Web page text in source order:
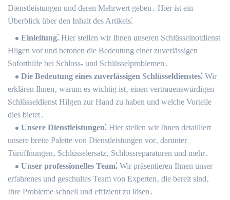
Dienstleistungen und deren Mehrwert geben․ Hier ist ein
Überblick über den Inhalt des Artikels⁚
Einleitung⁚ Hier stellen wir Ihnen unseren Schlüsselnotdienst
Hilgen vor und betonen die Bedeutung einer zuverlässigen
Soforthilfe bei Schloss- und Schlüsselproblemen․
Die Bedeutung eines zuverlässigen Schlüsseldienstes⁚ Wir
erklären Ihnen‚ warum es wichtig ist‚ einen vertrauenswürdigen
Schlüsseldienst Hilgen zur Hand zu haben und welche Vorteile
dies bietet․
Unsere Dienstleistungen⁚ Hier stellen wir Ihnen detailliert
unsere breite Palette von Dienstleistungen vor‚ darunter
Türöffnungen‚ Schlüsselersatz‚ Schlossreparaturen und mehr․
Unser professionelles Team⁚ Wir präsentieren Ihnen unser
erfahrenes und geschultes Team von Experten‚ die bereit sind‚
Ihre Probleme schnell und effizient zu lösen․